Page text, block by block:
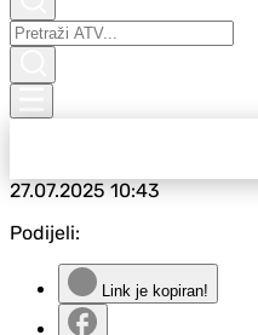
27.07.202510:43
Podijeli:
Link je kopiran!